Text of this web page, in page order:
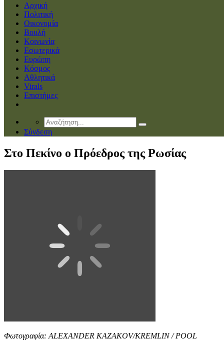
Αρχική
Πολιτική
Οικονομία
Βουλή
Κοινωνία
Εσωτερικά
Ευρώπη
Κόσμος
Αθλητικά
Virals
Επιστήμες
Σύνδεση
Στο Πεκίνο ο Πρόεδρος της Ρωσίας
Φωτογραφία: ALEXANDER KAZAKOV/KREMLIN / POOL